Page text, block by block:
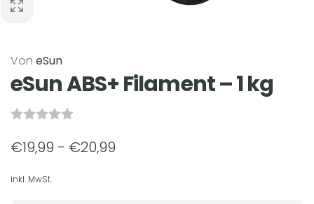
Von eSun
eSun ABS+ Filament – ​​1 kg
€19,99 - €20,99
inkl. MwSt.